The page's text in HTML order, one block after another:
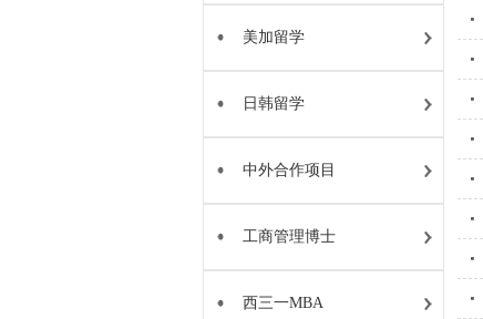
美加留学
日韩留学
中外合作项目
工商管理博士
西三一MBA